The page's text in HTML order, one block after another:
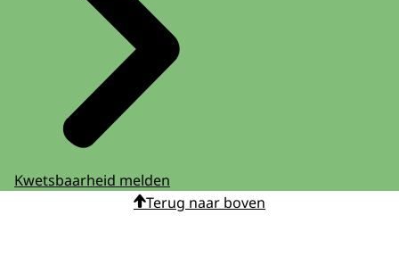
Kwetsbaarheid melden
Terug naar boven